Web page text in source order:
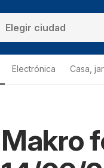
Electrónica Casa,
Makro